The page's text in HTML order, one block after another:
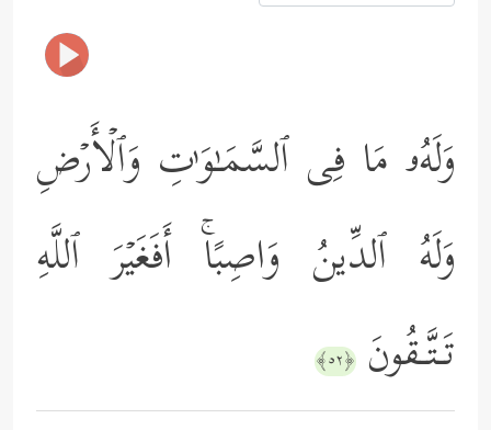
وَلَهُۥ مَا فِی ٱلسَّمَـٰوَ ٰ⁠تِ وَٱلۡأَرۡضِ
وَلَهُ ٱلدِّینُ وَاصِبًاۚ أَفَغَیۡرَ ٱللَّهِ
تَـتَّـقُونَ ﴿٥٢﴾